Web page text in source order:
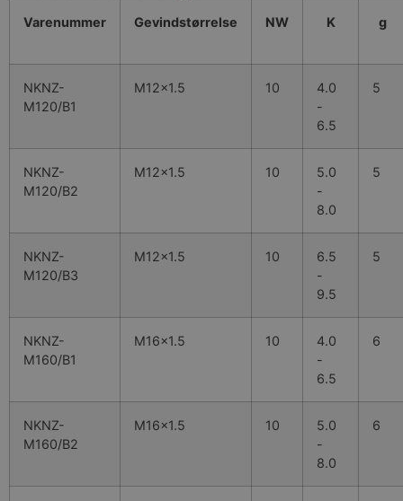
Varenummer Gevindstørrelse NW K g
NKNZ-
M120/B1
M12x1.5 10
4.0
-
6.5
5
NKNZ-
M120/B2
M12x1.5 10
5.0
-
8.0
5
NKNZ-
M120/B3
M12x1.5 10
6.5
-
9.5
5
NKNZ-
M160/B1
M16x1.5 10
4.0
-
6.5
6
NKNZ-
M160/B2
M16x1.5 10
5.0
-
8.0
6